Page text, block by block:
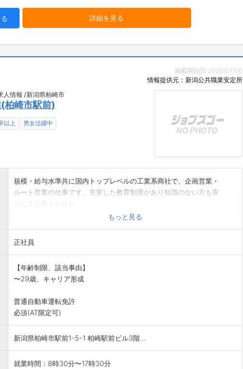
詳細を見る
掲載開始日:2026/07/06
情報提供元：新潟公共職業安定所
情報 /新潟県柏崎市
柏崎市駅前)
以上 男女活躍中
規模・給与水準共に国内トップレベルの工業系商社で、企画営業・
ルート営業の仕事です。充実した教育制度があり知識のない方も安
1,工業技術商社として、新潟県内上場企業や、大学理工学系や国
2,顧客ニーズ・相談を受け、その解決と提案を行い注文から納品
までを行います
甲斐を見つけられます
4,仕事エリアは下越で、転勤が無く個人の生活設計が立ちやすい
*業務範囲:変更なし *営業エリアは新潟県中越地方
もっと見る
正社員
【年齢制限、該当事由】
〜29歳、キャリア形成
普通自動車運転免許
必須(AT限定可)
新潟県柏崎市駅前1-5-1 柏崎駅前ビル3階...
就業時間：8時30分〜17時30分